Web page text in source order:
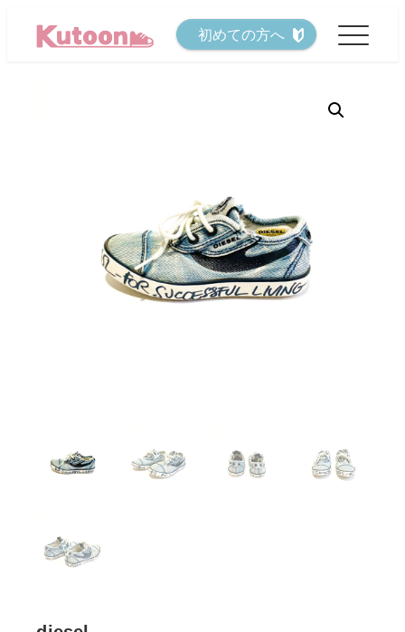
初めての方へ